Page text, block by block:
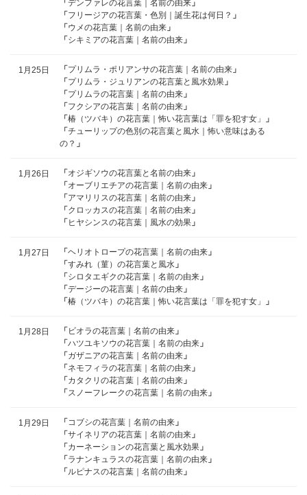
「 デンファレの花言葉｜名前の由来 」
「フリージアの花言葉・色別｜誕生花は何日？ 」
「ウメの花言葉｜名前の由来 」
「シキミアの花言葉｜名前の由来 」
1月25日 「プリムラ・ポリアンサの花言葉｜名前の由来 」
「プリムラ・ジュリアンの花言葉と風水効果 」
「プリムラの花言葉｜名前の由来 」
「フクシアの花言葉｜名前の由来 」
「椿（ツバキ）の花言葉｜怖い花言葉は「罪を犯す女」
」
「チューリップの色別の花言葉と風水｜怖い意味はある
の？ 」
1月26日 「オジギソウの花言葉と名前の由来 」
「オーブリエチアの花言葉｜名前の由来 」
「アマリリスの花言葉｜名前の由来 」
「クロッカスの花言葉｜名前の由来 」
「ヒヤシンスの花言葉｜風水の効果 」
1月27日 「ヘリオトロープの花言葉｜名前の由来 」
「すみれ（菫）の花言葉と風水 」
「シロタエギクの花言葉｜名前の由来 」
「デージーの花言葉｜名前の由来 」
「椿（ツバキ）の花言葉｜怖い花言葉は「罪を犯す女」 」
1月28日 「ビオラの花言葉｜名前の由来 」
「ハツユキソウの花言葉｜名前の由来 」
「ガザニアの花言葉｜名前の由来 」
「ネモフィラの花言葉｜名前の由来 」
「カタクリの花言葉｜名前の由来 」
「スノーフレークの花言葉｜名前の由来 」
1月29日 「コブシの花言葉｜名前の由来 」
「サイネリアの花言葉｜名前の由来 」
「カーネーションの花言葉と風水効果 」
「ラナンキュラスの花言葉｜名前の由来 」
「ルピナスの花言葉｜名前の由来 」